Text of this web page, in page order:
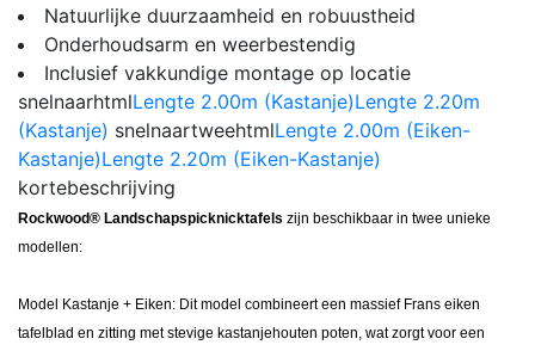
Natuurlijke duurzaamheid en robuustheid
Onderhoudsarm en weerbestendig
Inclusief vakkundige montage op locatie
snelnaarhtmlLengte 2.00m (Kastanje)Lengte 2.20m
(Kastanje) snelnaartweehtmlLengte 2.00m (Eiken-
Kastanje)Lengte 2.20m (Eiken-Kastanje)
kortebeschrijving
Rockwood® Landschapspicknicktafels zijn beschikbaar in twee unieke
modellen:
Model Kastanje + Eiken: Dit model combineert een massief Frans eiken
tafelblad en zitting met stevige kastanjehouten poten, wat zorgt voor een